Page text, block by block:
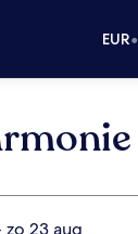
EUR•